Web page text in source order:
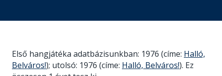
Első hangjátéka adatbázisunkban: 1976 (címe: Halló,
Belváros!); utolsó: 1976 (címe: Halló, Belváros!). Ez